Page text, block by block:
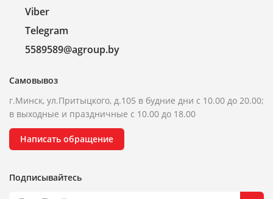
Viber
Telegram
5589589@agroup.by
Самовывоз
г.Минск, ул.Притыцкого, д.105 в будние дни с 10.00 до 20.00;
в выходные и праздничные с 10.00 до 18.00
Написать обращение
Подписывайтесь